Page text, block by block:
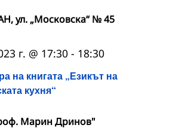
ул. „Московска“ № 45
на книгата „Езикът на
кухня“
г. @ 17:30 - 18:30
Марин Дринов"